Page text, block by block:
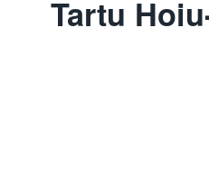
Tartu